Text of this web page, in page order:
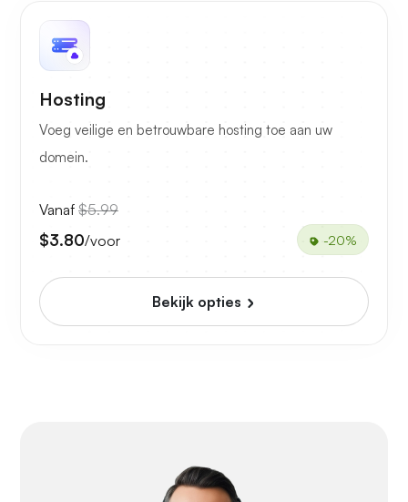
Hosting
Voeg veilige en betrouwbare hosting toe aan uw
domein.
Vanaf $5.99
$3.80/voor -20%
Bekijk opties